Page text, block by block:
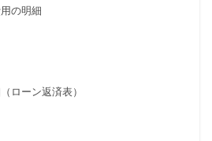
の明細
ローン返済表）